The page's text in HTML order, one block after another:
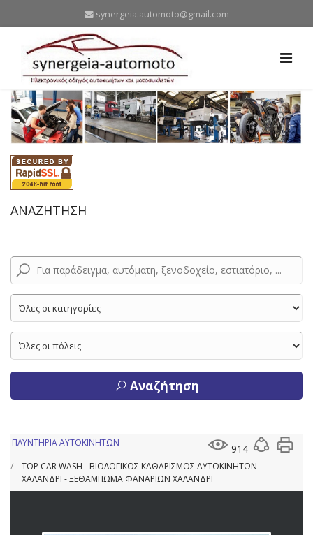
synergeia.automoto@gmail.com
ΑΝΑΖΗΤΗΣΗ
Αναζήτηση
914
ΠΛΥΝΤΗΡΙΑ ΑΥΤΟΚΙΝΗΤΩΝ
TOP CAR WASH - ΒΙΟΛΟΓΙΚΟΣ ΚΑΘΑΡΙΣΜΟΣ ΑΥΤΟΚΙΝΗΤΩΝ
ΧΑΛΑΝΔΡΙ - ΞΕΘΑΜΠΩΜΑ ΦΑΝΑΡΙΩΝ ΧΑΛΑΝΔΡΙ